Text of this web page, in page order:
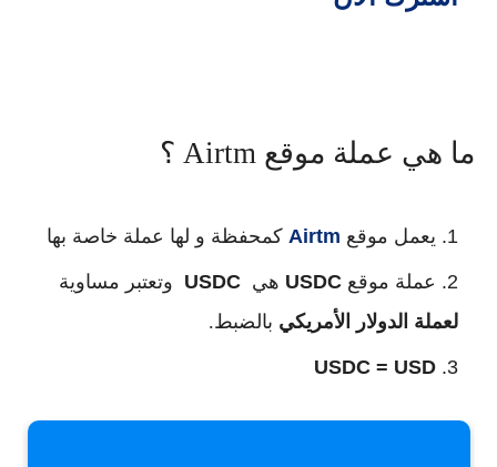
ما هي عملة موقع Airtm ؟
يعمل موقع Airtm كمحفظة و لها عملة خاصة بها
عملة موقع USDC هي USDC وتعتبر مساوية
لعملة الدولار الأمريكي بالضبط.
USDC = USD